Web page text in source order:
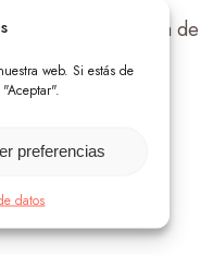
web. Si estás de
preferencias
datos
haya una caída de
como